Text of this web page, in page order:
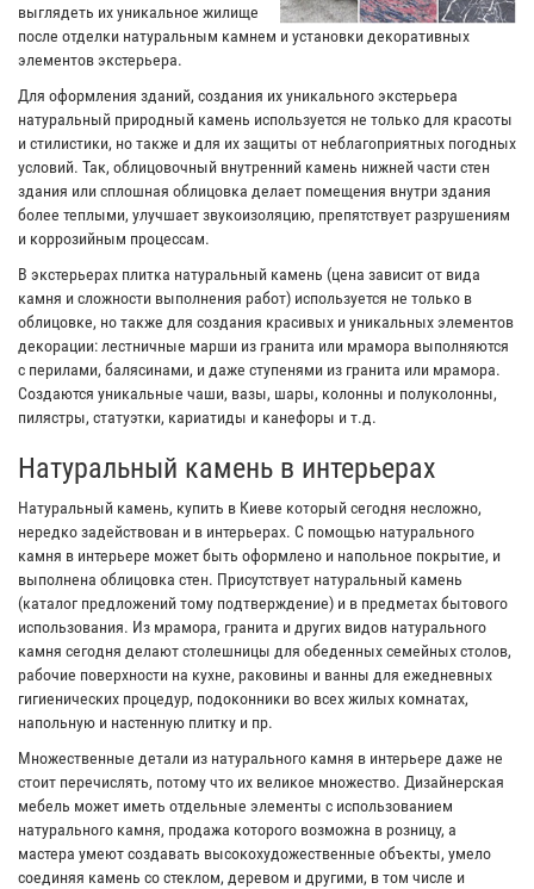
выглядеть их уникальное жилище
после отделки натуральным камнем и установки декоративных
элементов экстерьера.
Для оформления зданий, создания их уникального экстерьера
натуральный природный камень используется не только для красоты
и стилистики, но также и для их защиты от неблагоприятных погодных
условий. Так, облицовочный внутренний камень нижней части стен
здания или сплошная облицовка делает помещения внутри здания
более теплыми, улучшает звукоизоляцию, препятствует разрушениям
и коррозийным процессам.
В экстерьерах плитка натуральный камень (цена зависит от вида
камня и сложности выполнения работ) используется не только в
облицовке, но также для создания красивых и уникальных элементов
декорации: лестничные марши из гранита или мрамора выполняются
с перилами, балясинами, и даже ступенями из гранита или мрамора.
Создаются уникальные чаши, вазы, шары, колонны и полуколонны,
пилястры, статуэтки, кариатиды и канефоры и т.д.
Натуральный камень в интерьерах
Натуральный камень, купить в Киеве который сегодня несложно,
нередко задействован и в интерьерах. С помощью натурального
камня в интерьере может быть оформлено и напольное покрытие, и
выполнена облицовка стен. Присутствует натуральный камень
(каталог предложений тому подтверждение) и в предметах бытового
использования. Из мрамора, гранита и других видов натурального
камня сегодня делают столешницы для обеденных семейных столов,
рабочие поверхности на кухне, раковины и ванны для ежедневных
гигиенических процедур, подоконники во всех жилых комнатах,
напольную и настенную плитку и пр.
Множественные детали из натурального камня в интерьере даже не
стоит перечислять, потому что их великое множество. Дизайнерская
мебель может иметь отдельные элементы с использованием
натурального камня, продажа которого возможна в розницу, а
мастера умеют создавать высокохудожественные объекты, умело
соединяя камень со стеклом, деревом и другими, в том числе и